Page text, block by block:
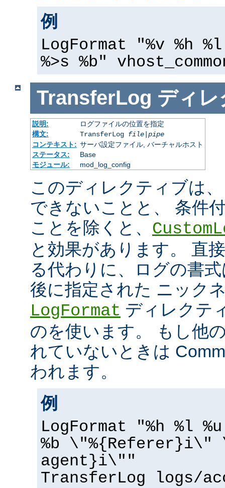
例
LogFormat "%v %h
%>s %b"
TransferLog ディレ
説明:
ログファイルの位置を指定
構文:
TransferLog file| pipe
コンテキスト: サーバ設定ファイル, バーチャルホスト
ステータス:
Base
モジュール:
mod_log_config
このディレクティブは
できないことと、 条件
ことを除くと、
と効果があります。 直
る代わりに、ログの書
後に指定された ニック
LogFormat ディレクテ
のを使います。 もし他
れていないときは
われます。
例
LogFormat "%h %l
%b \"%{Referer}i\"
agent}i\""
TransferLog logs/